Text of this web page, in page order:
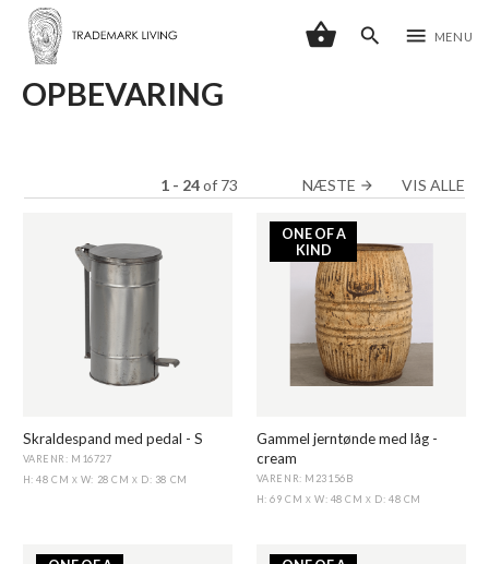
shopping_basket search menu MENU
OPBEVARING
1 - 24of 73 NÆSTE arrow_forward VIS ALLE
Skraldespand med pedal - S
VARENR: M16727
H: 48 CM X W: 28 CM X D: 38 CM
ONE OF A
KIND
Gammel jerntønde med låg -
cream
VARENR: M23156B
H: 69 CM X W: 48 CMX D: 48 CM